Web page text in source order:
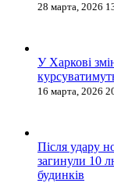
28 марта, 2026
У Харкові
16 марта, 2026
Після удару
загинули 10
будинків